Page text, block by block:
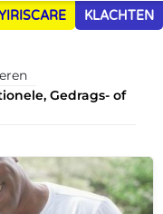
KLACHTEN
Gedrags- of